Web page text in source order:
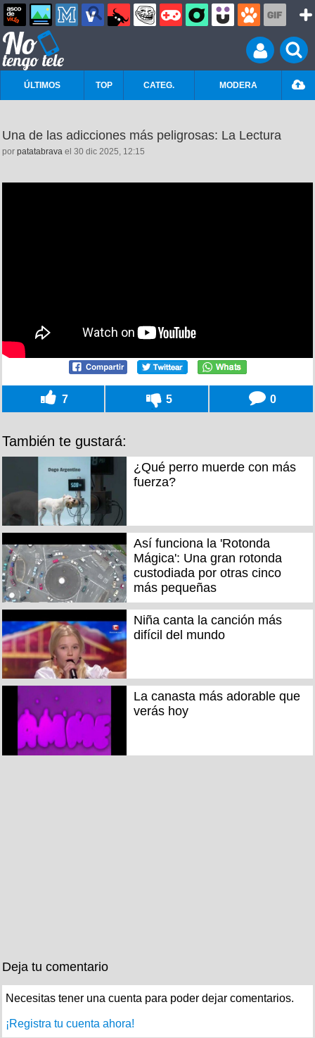
ÚLTIMOS TOP CATEG. MODERA
Una de las adicciones más peligrosas: La Lectura
por patatabrava el 30 dic 2025, 12:15
7 5 0
También te gustará:
¿Qué perro muerde con más
fuerza?
Así funciona la 'Rotonda
Mágica': Una gran rotonda
custodiada por otras cinco
más pequeñas
Niña canta la canción más
difícil del mundo
La canasta más adorable que
verás hoy
Deja tu comentario
Necesitas tener una cuenta para poder dejar comentarios.
¡Registra tu cuenta ahora!